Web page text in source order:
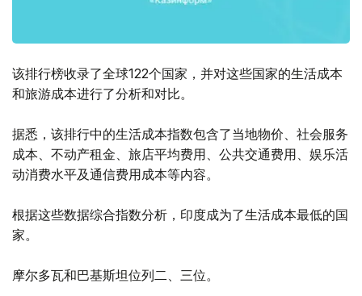
该排行榜收录了全球122个国家，并对这些国家的生活成本
和旅游成本进行了分析和对比。
据悉，该排行中的生活成本指数包含了当地物价、社会服务
成本、不动产租金、旅店平均费用、公共交通费用、娱乐活
动消费水平及通信费用成本等内容。
根据这些数据综合指数分析，印度成为了生活成本最低的国
家。
摩尔多瓦和巴基斯坦位列二、三位。